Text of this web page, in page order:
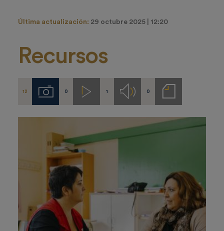
Última actualización: 29 octubre 2025 | 12:20
Recursos
12 Imágenes
0 Videos1 Audios
0
Notas
de